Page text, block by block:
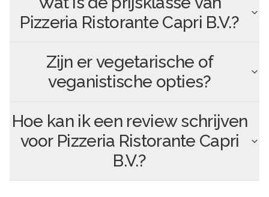
Pizzeria Ristorante Capri B.V.?
Zijn er vegetarische of
veganistische opties?
Hoe kan ik een review schrijven
voor Pizzeria Ristorante Capri
B.V.?